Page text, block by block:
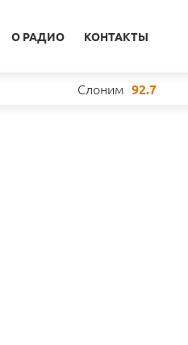
О РАДИО КОНТАКТЫ
Слоним 92.7